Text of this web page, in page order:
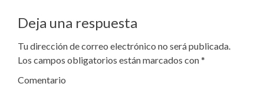
Deja una respuesta
Tu dirección de correo electrónico no será publicada.
Los campos obligatorios están marcados con*
Comentario